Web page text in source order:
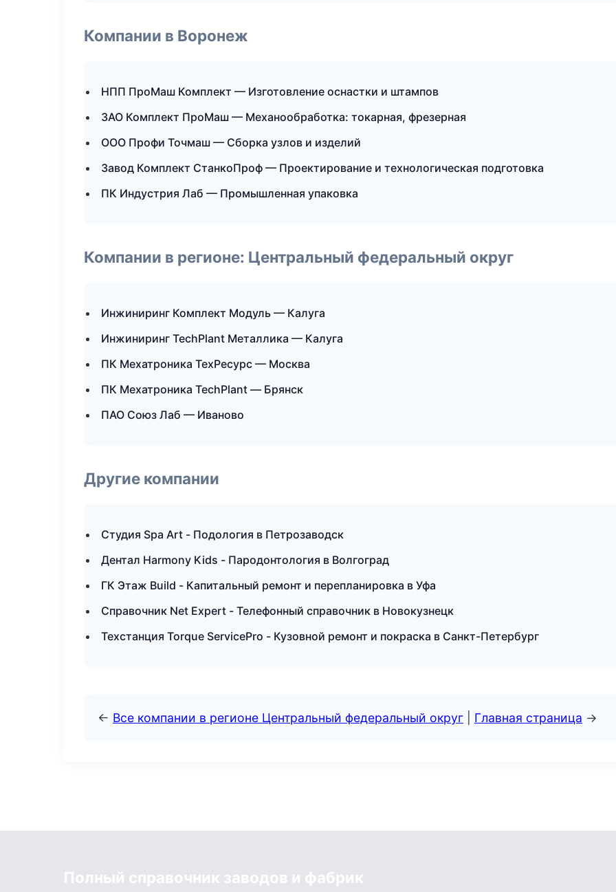
Компании в Воронеж
НПП ПроМаш Комплект — Изготовление оснастки и штампов
ЗАО Комплект ПроМаш — Механообработка: токарная, фрезерная
ООО Профи Точмаш — Сборка узлов и изделий
Завод Комплект СтанкоПроф — Проектирование и технологическая подготовка
ПК Индустрия Лаб — Промышленная упаковка
Компании в регионе: Центральный федеральный округ
Инжиниринг Комплект Модуль — Калуга
Инжиниринг TechPlant Металлика — Калуга
ПК Мехатроника ТехРесурс — Москва
ПК Мехатроника TechPlant — Брянск
ПАО Союз Лаб — Иваново
Другие компании
Студия Spa Art - Подология в Петрозаводск
Дентал Harmony Kids - Пародонтология в Волгоград
ГК Этаж Build - Капитальный ремонт и перепланировка в Уфа
Справочник Net Expert - Телефонный справочник в Новокузнецк
Техстанция Torque ServicePro - Кузовной ремонт и покраска в Санкт-Петербург
← Все компании в регионе Центральный федеральный округ Главная страница →
Полный справочник заводов и фабрик